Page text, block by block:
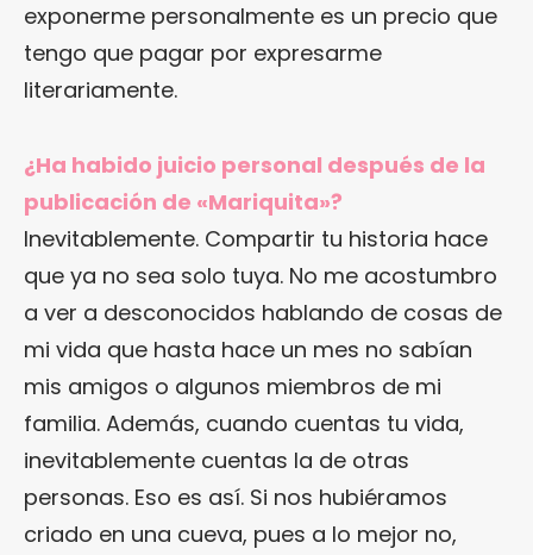
exponerme personalmente es un precio que
tengo que pagar por expresarme
literariamente.
¿Ha habido juicio personal después de la
publicación de «Mariquita»?
Inevitablemente. Compartir tu historia hace
que ya no sea solo tuya. No me acostumbro
a ver a desconocidos hablando de cosas de
mi vida que hasta hace un mes no sabían
mis amigos o algunos miembros de mi
familia. Además, cuando cuentas tu vida,
inevitablemente cuentas la de otras
personas. Eso es así. Si nos hubiéramos
criado en una cueva, pues a lo mejor no,